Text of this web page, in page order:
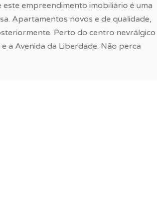
moderna, está localizado na zona de
qualidade de vida e muitas
de vida atraente, ambiente económico
teatros, os melhores restaurantes de
empreendimento imobiliário é uma
Apartamentos novos e de qualidade,
Perto do centro nevrálgico
a Avenida da Liberdade. Não perca